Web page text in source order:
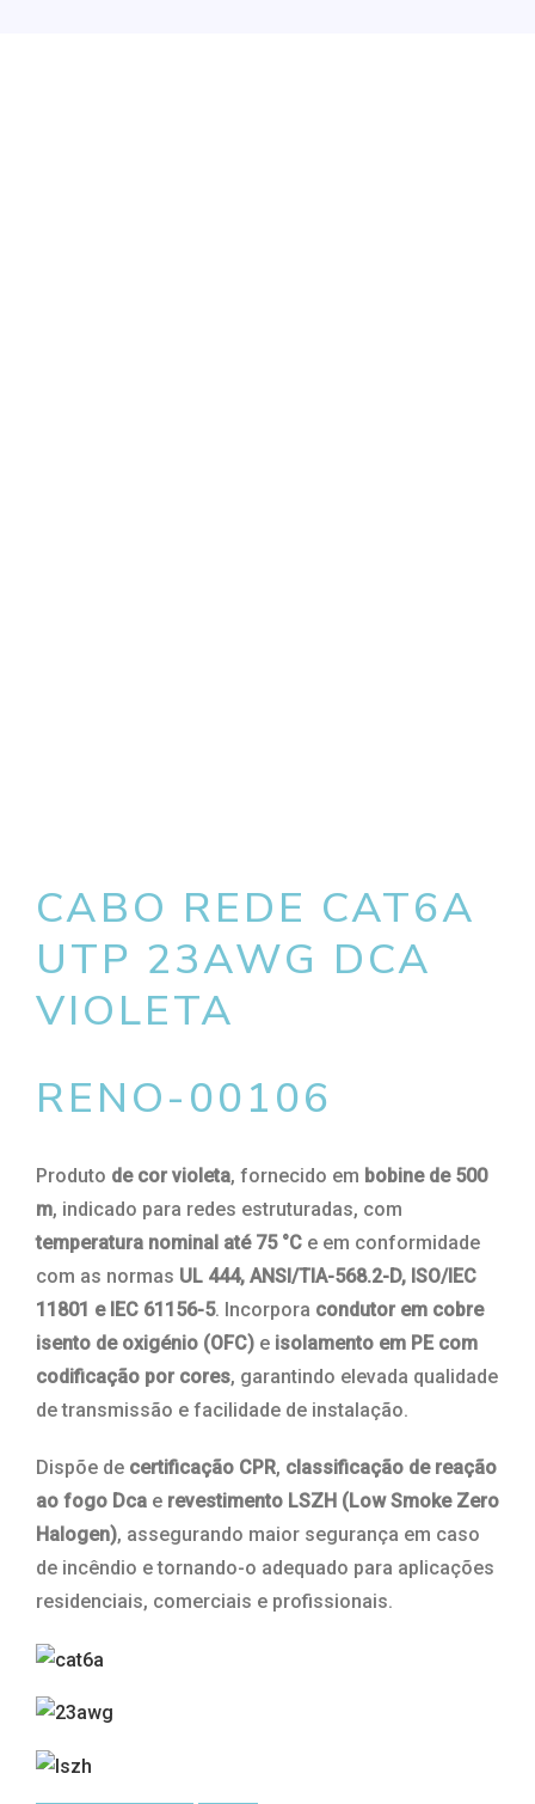
CABO REDE CAT6A
UTP 23AWG DCA
VIOLETA
RENO-00106
Produto de cor violeta, fornecido em bobine de 500
m, indicado para redes estruturadas, com
temperatura nominal até 75 °C e em conformidade
com as normas UL 444, ANSI/TIA-568.2-D, ISO/IEC
11801 e IEC 61156-5. Incorpora condutor em cobre
isento de oxigénio (OFC) e isolamento em PE com
codificação por cores, garantindo elevada qualidade
de transmissão e facilidade de instalação.
Dispõe de certificação CPR, classificação de reação
ao fogo Dca e revestimento LSZH (Low Smoke Zero
Halogen), assegurando maior segurança em caso
de incêndio e tornando-o adequado para aplicações
residenciais, comerciais e profissionais.